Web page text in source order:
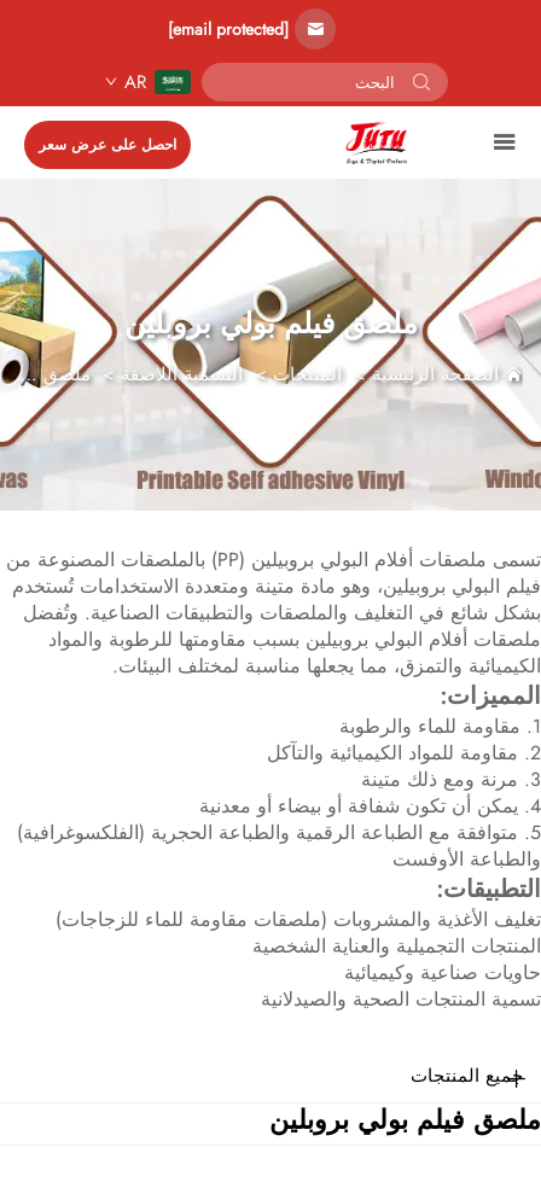
[email protected]
AR
احصل على عرض سعر
ملصق فيلم بولي بروبلين
الصفحة الرئيسية>المنتجات>التسمية اللاصقة >ملصق فيلم بولي بروبلين
تسمى ملصقات أفلام البولي بروبيلين (PP) بالملصقات المصنوعة من
فيلم البولي بروبيلين، وهو مادة متينة ومتعددة الاستخدامات تُستخدم
بشكل شائع في التغليف والملصقات والتطبيقات الصناعية. وتُفضل
ملصقات أفلام البولي بروبيلين بسبب مقاومتها للرطوبة والمواد
الكيميائية والتمزق، مما يجعلها مناسبة لمختلف البيئات.
المميزات:
1. مقاومة للماء والرطوبة
2. مقاومة للمواد الكيميائية والتآكل
3. مرنة ومع ذلك متينة
4. يمكن أن تكون شفافة أو بيضاء أو معدنية
5. متوافقة مع الطباعة الرقمية والطباعة الحجرية (الفلكسوغرافية)
والطباعة الأوفست
التطبيقات:
تغليف الأغذية والمشروبات (ملصقات مقاومة للماء للزجاجات)
المنتجات التجميلية والعناية الشخصية
حاويات صناعية وكيميائية
تسمية المنتجات الصحية والصيدلانية
جميع المنتجات
ملصق فيلم بولي بروبلين